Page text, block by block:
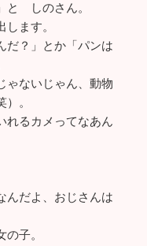
と しのさん。
ます。
だ？」とか「パンは
ゃないじゃん、動物
。
れるカメってなあん
んだよ、おじさんは
子。